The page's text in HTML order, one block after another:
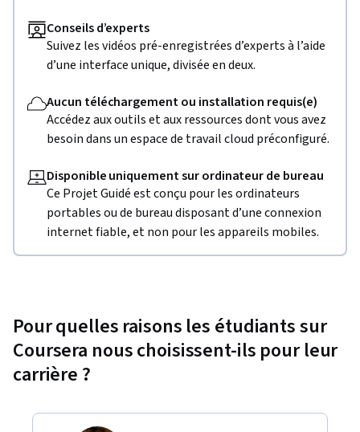
Conseils d’experts
Suivez les vidéos pré-enregistrées d’experts à l’aide
d’une interface unique, divisée en deux.
Aucun téléchargement ou installation requis(e)
Accédez aux outils et aux ressources dont vous avez
besoin dans un espace de travail cloud préconfiguré.
Disponible uniquement sur ordinateur de bureau
Ce Projet Guidé est conçu pour les ordinateurs
portables ou de bureau disposant d’une connexion
internet fiable, et non pour les appareils mobiles.
Pour quelles raisons les étudiants sur
Coursera nous choisissent-ils pour leur
carrière ?